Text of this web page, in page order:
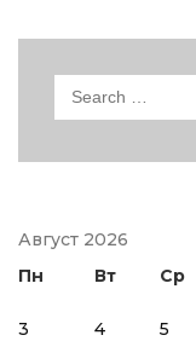
Search
Август 2026
Пн
Вт Ср
3
4 5